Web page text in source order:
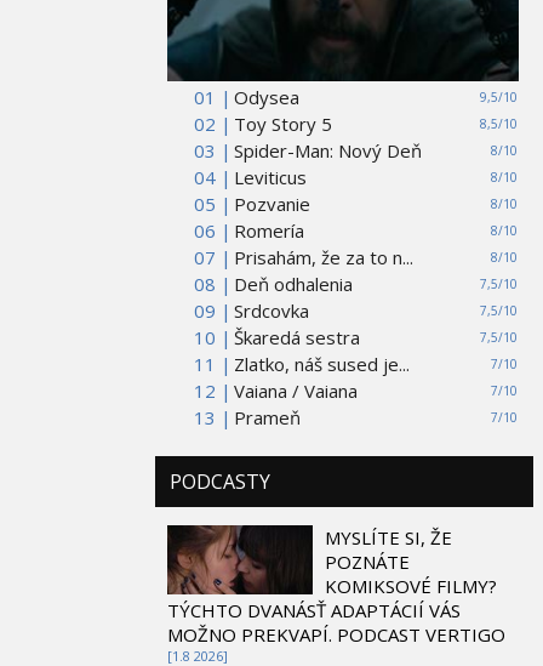
01 | 9,5/10
Odysea
02 |
8,5/10
Toy Story 5
03 |
8/10
Spider-Man: Nový Deň
04 |
8/10
Leviticus
05 |
8/10
Pozvanie
06 |
8/10
Romería
07 |
8/10
Prisahám, že za to n...
08 |
7,5/10
Deň odhalenia
09 |
7,5/10
Srdcovka
10 |
7,5/10
Škaredá sestra
11 |
7/10
Zlatko, náš sused je...
12 |
7/10
Vaiana / Vaiana
13 |
7/10
Prameň
PODCASTY
MYSLÍTE SI, ŽE
POZNÁTE
KOMIKSOVÉ FILMY?
TÝCHTO DVANÁSŤ ADAPTÁCIÍ VÁS
MOŽNO PREKVAPÍ. PODCAST VERTIGO
[1.8 2026]